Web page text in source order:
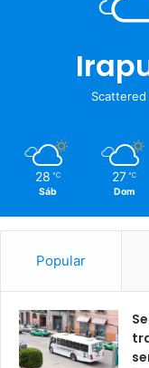
Scattered
28 ℃
Sáb
27 ℃
Dom
Popular